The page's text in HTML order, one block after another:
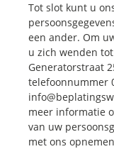
Tot slot kunt u
een ander. Om
u zich wenden
Generatorstraat
telefoonnummer
meer informatie
van uw
met ons